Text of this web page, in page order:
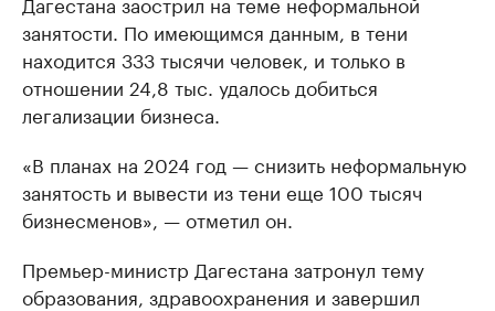
занятости. По имеющимся данным, в тени
находится 333 тысячи человек, и только в
отношении 24,8 тыс. удалось добиться
легализации бизнеса.
«В планах на 2024 год — снизить неформальную
занятость и вывести из тени еще 100 тысяч
бизнесменов», — отметил он.
Премьер-министр Дагестана затронул тему
образования, здравоохранения и завершил